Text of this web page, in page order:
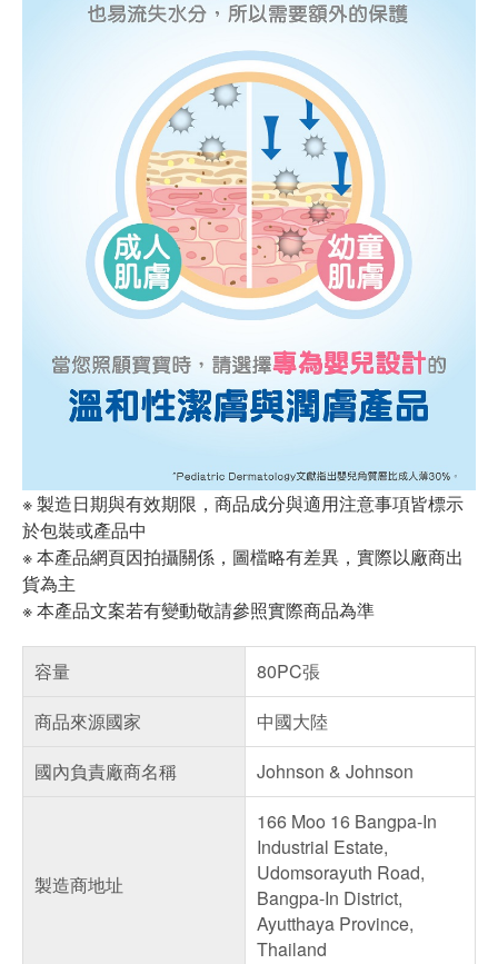
※ 製造日期與有效期限，商品成分與適用注意事項皆標示
於包裝或產品中
※ 本產品網頁因拍攝關係，圖檔略有差異，實際以廠商出
貨為主
※ 本產品文案若有變動敬請參照實際商品為準
容量
80PC張
商品來源國家
中國大陸
國內負責廠商名稱
Johnson & Johnson
製造商地址
166 Moo 16 Bangpa-In
Industrial Estate,
Udomsorayuth Road,
Bangpa-In District,
Ayutthaya Province,
Thailand